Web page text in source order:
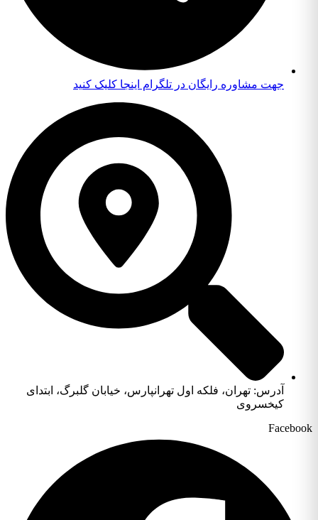
جهت مشاوره رایگان در تلگرام اینجا کلیک کنید
آدرس: تهران، فلکه اول تهرانپارس، خیابان گلبرگ، ابتدای
کیخسروی
Facebook